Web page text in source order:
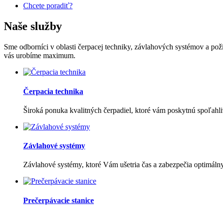
Chcete poradiť?
Naše služby
Sme odborníci v oblasti čerpacej techniky, závlahových systémov a
vás urobíme maximum.
Čerpacia technika
Široká ponuka kvalitných čerpadiel, ktoré vám poskytnú
Závlahové systémy
Závlahové systémy, ktoré Vám ušetria čas a zabezpečia
Prečerpávacie stanice